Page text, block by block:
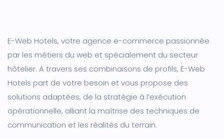
E-Web Hotels, votre agence e-commerce passionnée
par les métiers du web et spécialement du secteur
hôtelier. A travers ses combinaisons de profils, E-Web
Hotels part de votre besoin et vous propose des
solutions adaptées, de la stratégie à l’exécution
opérationnelle, alliant la maîtrise des techniques de
communication et les réalités du terrain.